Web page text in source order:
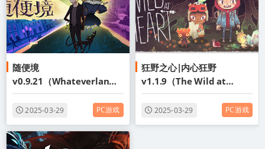
随便境
v0.9.21（Whateverland
）免安装中文版
2025-03-29 PC游戏
狂野之心|内心狂野
v1.1.9（The Wild at
Heart）免安装中文版
2025-03-29 PC游戏